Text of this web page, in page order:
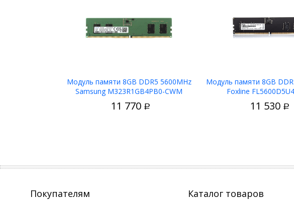
Модуль памяти 8GB DDR5 5600MHz
Samsung M323R1GB4PB0-CWM
11 770 Р
В корзину
Модуль памяти 8GB
Foxline
11 530 Р
В
Покупателям Каталог товаров